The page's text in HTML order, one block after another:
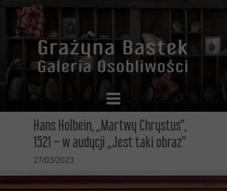
27/03/2023
Hans Holbein, „Martwy Chrystus”,
1521 – w audycji „Jest taki obraz”